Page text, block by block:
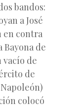
bandos:
a José
en contra
Bayona de
de
de
colocó